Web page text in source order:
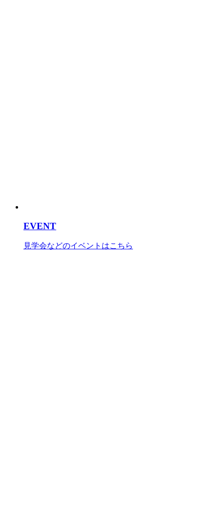
EVENT
見学会などのイベントはこちら